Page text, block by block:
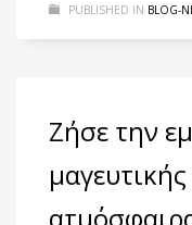
PUBLISHED IN BLOG-
Ζήσε την